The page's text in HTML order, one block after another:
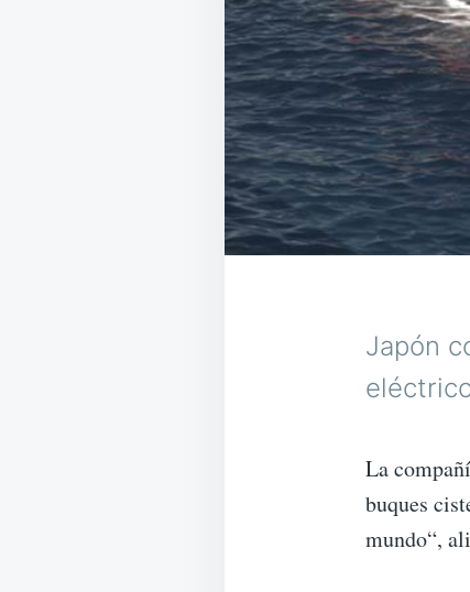
Japón
La
buques
mundo“,